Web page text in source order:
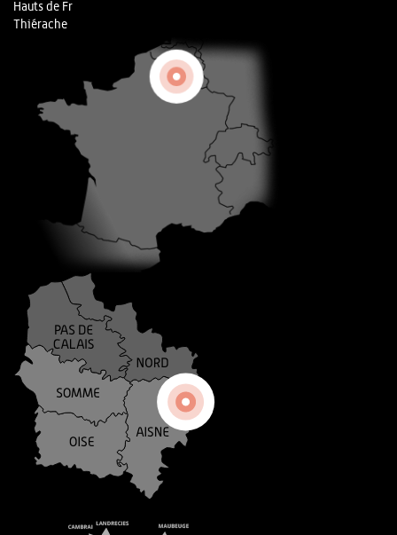
Hauts de Fr
Thiérache